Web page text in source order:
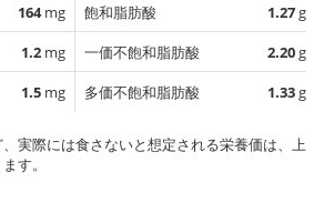
164mg
1.2 mg
1.5 mg
飽和脂肪酸
1.27g
一価不飽和脂肪酸
2.20g
多価不飽和脂肪酸
1.33g
実際には食さないと想定される栄養価は、上
す。